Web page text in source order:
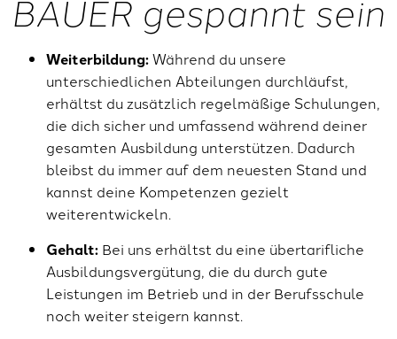
BAUER gespannt sein
Weiterbildung:Während du unsere
unterschiedlichen Abteilungen durchläufst,
erhältst du zusätzlich regelmäßige Schulungen,
die dich sicher und umfassend während deiner
gesamten Ausbildung unterstützen. Dadurch
bleibst du immer auf dem neuesten Stand und
kannst deine Kompetenzen gezielt
weiterentwickeln.
Gehalt: Bei uns erhältst du eine übertarifliche
Ausbildungsvergütung, die du durch gute
Leistungen im Betrieb und in der Berufsschule
noch weiter steigern kannst.